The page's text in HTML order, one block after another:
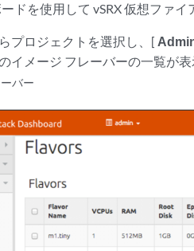
ドを使用して vSRX 仮想ファ
プロジェクトを選択し、[
イメージ フレーバーの一覧が表
バー